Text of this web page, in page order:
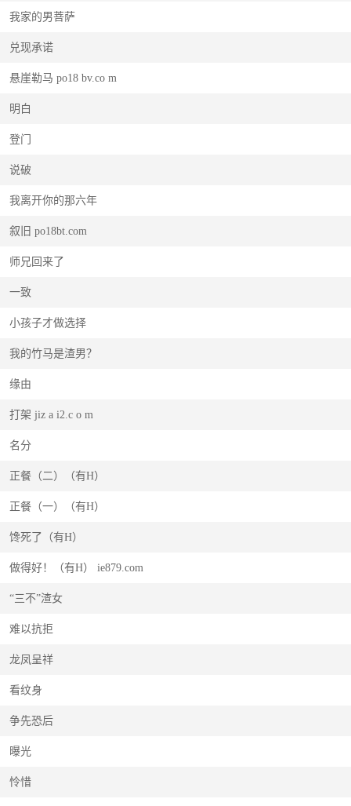
怜惜
曝光
争先恐后
看纹身
龙凤呈祥
难以抗拒
“三不”渣女
做得好！（有H） ie879.com
馋死了（有H）
正餐（一）（有H）
正餐（二）（有H）
名分
打架 jiz a i2.c o m
缘由
我的竹马是渣男？
小孩子才做选择
一致
师兄回来了
叙旧 po18bt.com
我离开你的那六年
说破
登门
明白
悬崖勒马 po18 bv.co m
兑现承诺
我家的男菩萨